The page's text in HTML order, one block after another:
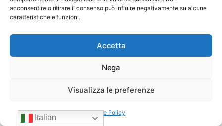
acconsentire o ritirare il consenso può influire negativamente su alcune
caratteristiche e funzioni.
Accetta
Nega
Visualizza le preferenze
Cookie Policy
Mario Toniutti confermato Vice
Italian